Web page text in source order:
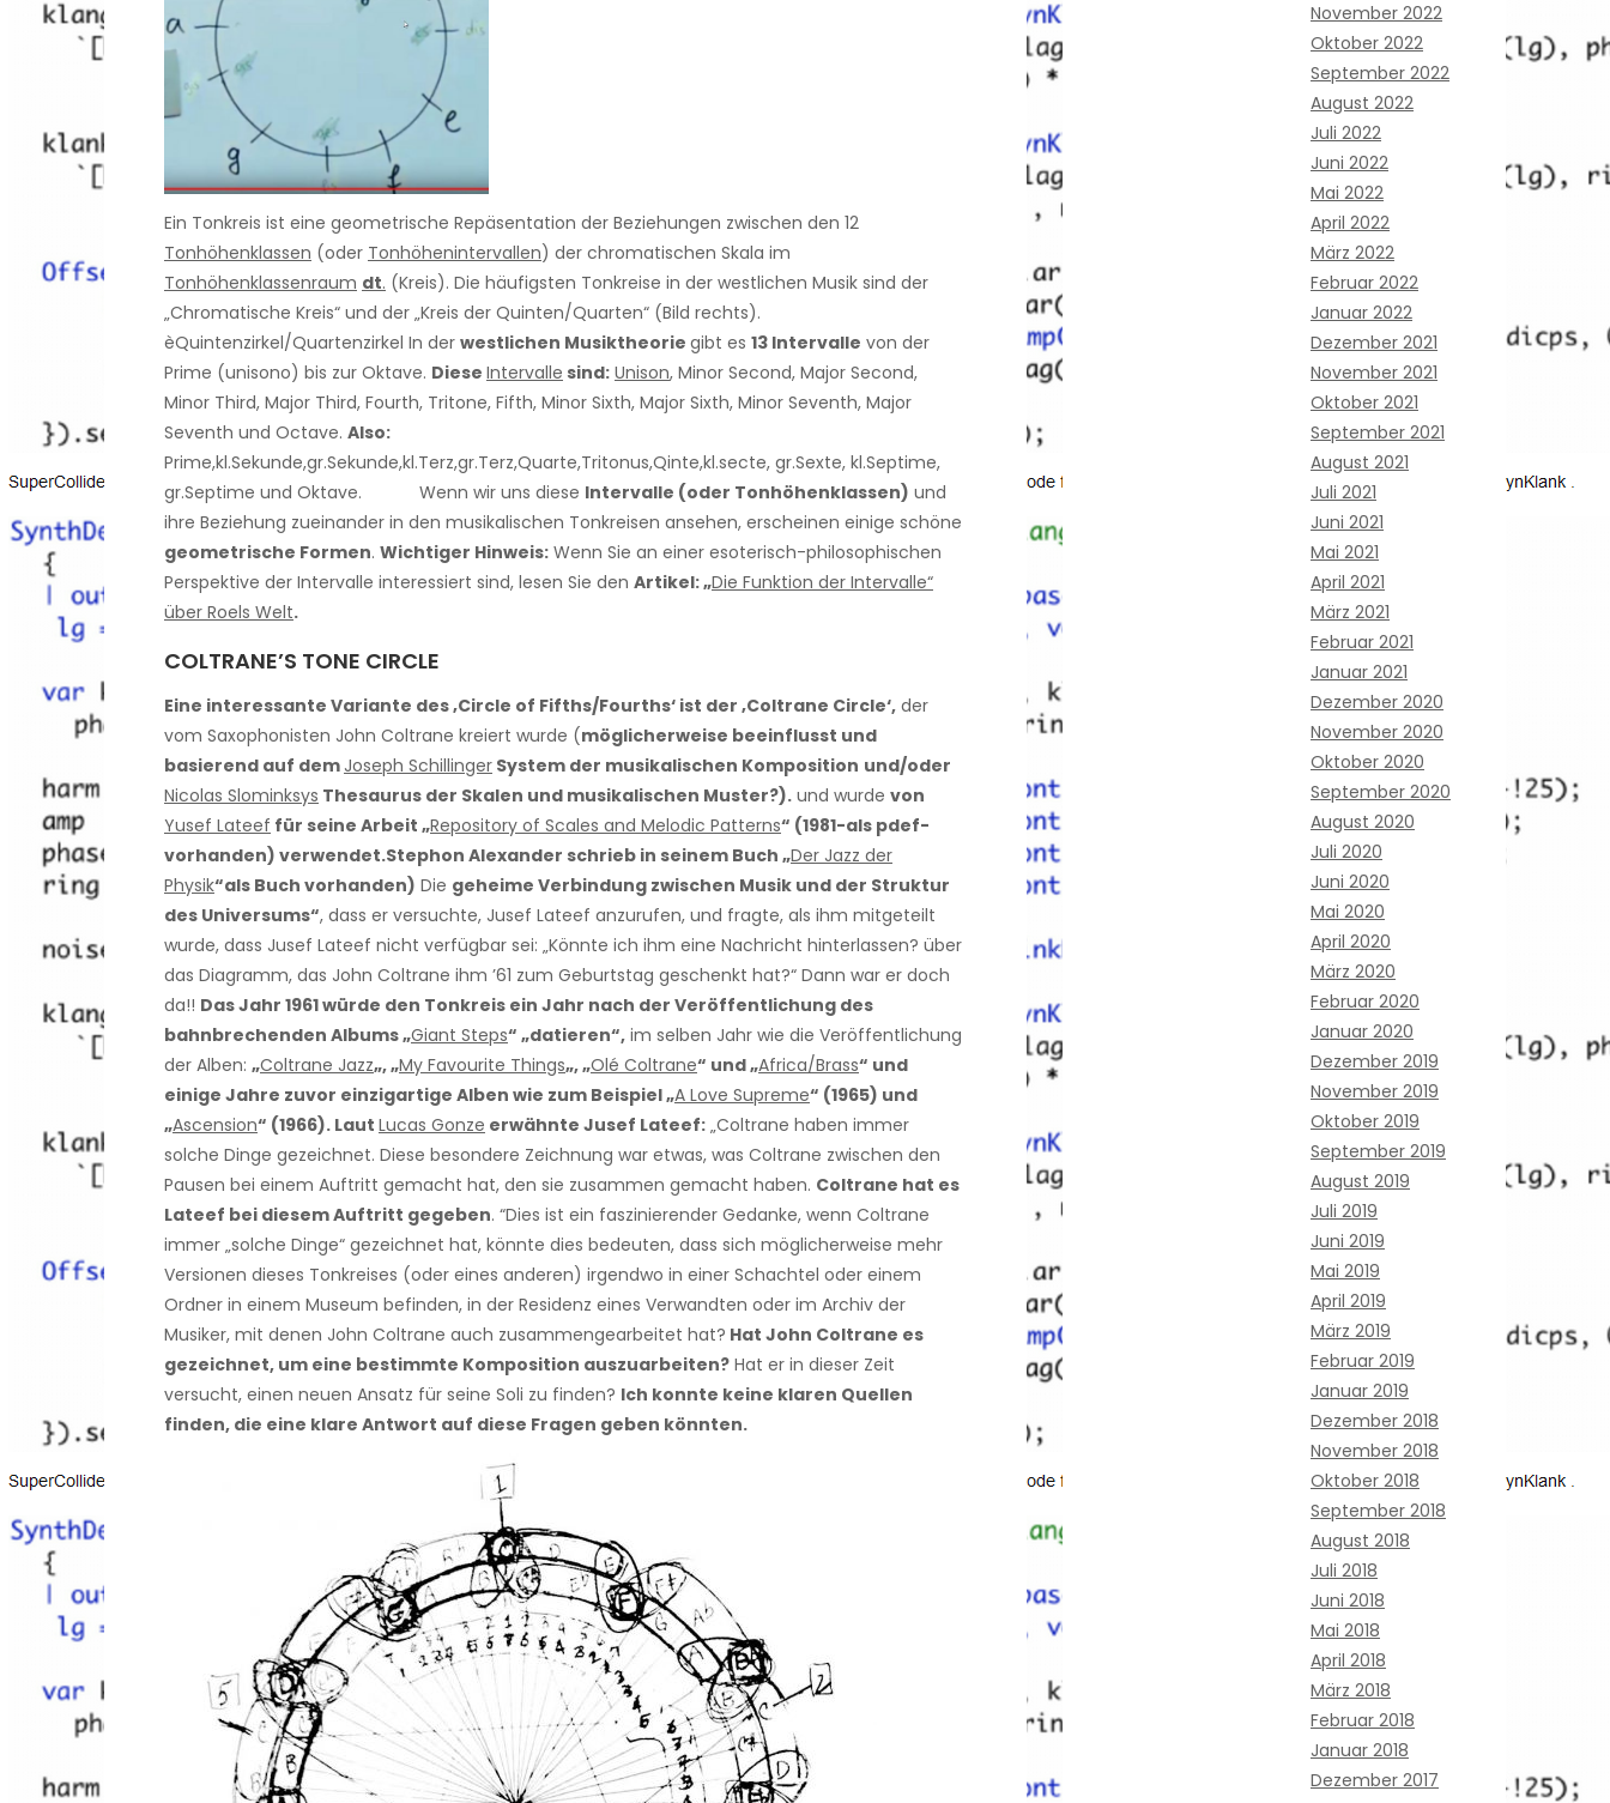
Ein Tonkreis ist eine geometrische Repäsentation der Beziehungen zwischen den 12
Tonhöhenklassen (oder Tonhöhenintervallen) der chromatischen Skala im
Tonhöhenklassenraum dt. (Kreis). Die häufigsten Tonkreise in der westlichen Musik sind der
„Chromatische Kreis“ und der „Kreis der Quinten/Quarten“ (Bild rechts).
èQuintenzirkel/Quartenzirkel In der westlichen Musiktheorie gibt es 13 Intervalle von der
Prime (unisono) bis zur Oktave. Diese Intervalle sind: Unison, Minor Second, Major Second,
Minor Third, Major Third, Fourth, Tritone, Fifth, Minor Sixth, Major Sixth, Minor Seventh, Major
Seventh und Octave. Also:
Prime,kl.Sekunde,gr.Sekunde,kl.Terz,gr.Terz,Quarte,Tritonus,Qinte,kl.secte, gr.Sexte, kl.Septime,
gr.Septime und Oktave. Wenn wir uns diese Intervalle (oder Tonhöhenklassen) und
ihre Beziehung zueinander in den musikalischen Tonkreisen ansehen, erscheinen einige schöne
geometrische Formen. Wichtiger Hinweis: Wenn Sie an einer esoterisch-philosophischen
Perspektive der Intervalle interessiert sind, lesen Sie den Artikel: „Die Funktion der Intervalle“
über Roels Welt.
COLTRANE’S TONE CIRCLE
Eine interessante Variante des ‚Circle of Fifths/Fourths‘ ist der ‚Coltrane Circle‘, der
vom Saxophonisten John Coltrane kreiert wurde (möglicherweise beeinflusst und
basierend auf dem Joseph Schillinger System der musikalischen Komposition und/oder
Nicolas Slominksys Thesaurus der Skalen und musikalischen Muster?). und wurde von
Yusef Lateef für seine Arbeit „Repository of Scales and Melodic Patterns“ (1981-als pdef-
vorhanden) verwendet.Stephon Alexander schrieb in seinem Buch „Der Jazz der
Physik“als Buch vorhanden) Die geheime Verbindung zwischen Musik und der Struktur
des Universums“, dass er versuchte, Jusef Lateef anzurufen, und fragte, als ihm mitgeteilt
wurde, dass Jusef Lateef nicht verfügbar sei: „Könnte ich ihm eine Nachricht hinterlassen? über
das Diagramm, das John Coltrane ihm ’61 zum Geburtstag geschenkt hat?“ Dann war er doch
da!! Das Jahr 1961 würde den Tonkreis ein Jahr nach der Veröffentlichung des
bahnbrechenden Albums „Giant Steps“ „datieren“, im selben Jahr wie die Veröffentlichung
der Alben: „Coltrane Jazz„, „My Favourite Things„, „Olé Coltrane“ und „Africa/Brass“ und
einige Jahre zuvor einzigartige Alben wie zum Beispiel „A Love Supreme“ (1965) und
„Ascension“ (1966). Laut Lucas Gonze erwähnte Jusef Lateef: „Coltrane haben immer
solche Dinge gezeichnet. Diese besondere Zeichnung war etwas, was Coltrane zwischen den
Pausen bei einem Auftritt gemacht hat, den sie zusammen gemacht haben. Coltrane hat es
Lateef bei diesem Auftritt gegeben. “Dies ist ein faszinierender Gedanke, wenn Coltrane
immer „solche Dinge“ gezeichnet hat, könnte dies bedeuten, dass sich möglicherweise mehr
Versionen dieses Tonkreises (oder eines anderen) irgendwo in einer Schachtel oder einem
Ordner in einem Museum befinden, in der Residenz eines Verwandten oder im Archiv der
Musiker, mit denen John Coltrane auch zusammengearbeitet hat? Hat John Coltrane es
gezeichnet, um eine bestimmte Komposition auszuarbeiten? Hat er in dieser Zeit
versucht, einen neuen Ansatz für seine Soli zu finden? Ich konnte keine klaren Quellen
finden, die eine klare Antwort auf diese Fragen geben könnten.
November 2022
Oktober 2022
September 2022
August 2022
Juli 2022
Juni 2022
Mai 2022
April 2022
März 2022
Februar 2022
Januar 2022
Dezember 2021
November 2021
Oktober 2021
September 2021
August 2021
Juli 2021
Juni 2021
Mai 2021
April 2021
März 2021
Februar 2021
Januar 2021
Dezember 2020
November 2020
Oktober 2020
September 2020
August 2020
Juli 2020
Juni 2020
Mai 2020
April 2020
März 2020
Februar 2020
Januar 2020
Dezember 2019
November 2019
Oktober 2019
September 2019
August 2019
Juli 2019
Juni 2019
Mai 2019
April 2019
März 2019
Februar 2019
Januar 2019
Dezember 2018
November 2018
Oktober 2018
September 2018
August 2018
Juli 2018
Juni 2018
Mai 2018
April 2018
März 2018
Februar 2018
Januar 2018
Dezember 2017